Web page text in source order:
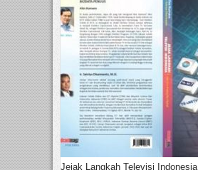
Jejak Langkah Televisi Indonesia